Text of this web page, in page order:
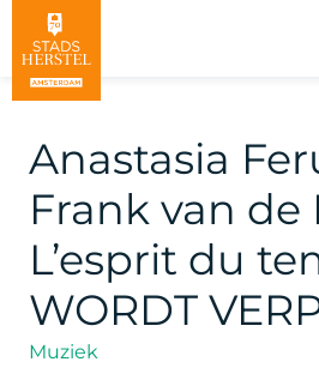
Anastasia
Frank van de
L’esprit du
WORDT
Muziek